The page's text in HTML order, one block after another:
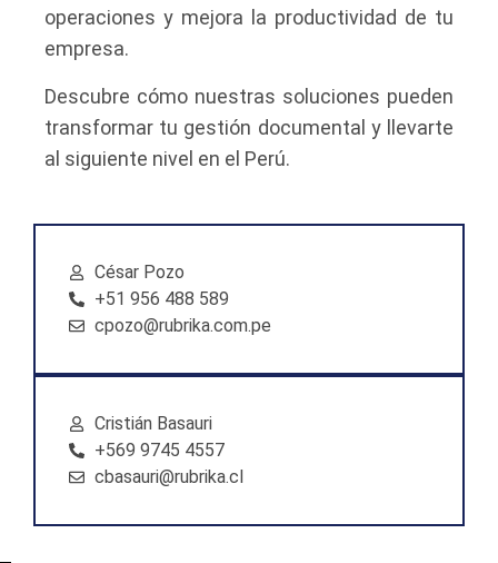
operaciones y mejora la productividad de tu
empresa.
Descubre cómo nuestras soluciones pueden
transformar tu gestión documental y llevarte
al siguiente nivel en el Perú.
César Pozo
+51 956 488 589
cpozo@rubrika.com.pe
Cristián Basauri
+569 9745 4557
cbasauri@rubrika.cl